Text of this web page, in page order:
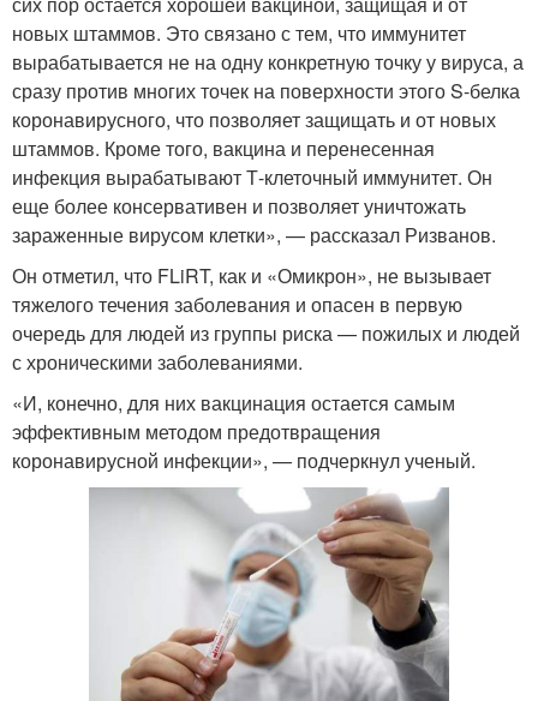
новых штаммов. Это связано с тем, что иммунитет
вырабатывается не на одну конкретную точку у вируса, а
сразу против многих точек на поверхности этого S-белка
коронавирусного, что позволяет защищать и от новых
штаммов. Кроме того, вакцина и перенесенная
инфекция вырабатывают Т-клеточный иммунитет. Он
еще более консервативен и позволяет уничтожать
зараженные вирусом клетки», — рассказал Ризванов.
Он отметил, что FLiRT, как и «Омикрон», не вызывает
тяжелого течения заболевания и опасен в первую
очередь для людей из группы риска — пожилых и людей
с хроническими заболеваниями.
«И, конечно, для них вакцинация остается самым
эффективным методом предотвращения
коронавирусной инфекции», — подчеркнул ученый.